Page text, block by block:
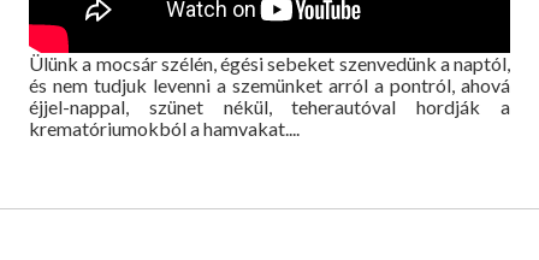
Ülünk a mocsár szélén, égési sebeket szenvedünk a naptól,
és nem tudjuk levenni a szemünket arról a pontról, ahová
éjjel-nappal, szünet nékül, teherautóval hordják a
krematóriumokból a hamvakat....